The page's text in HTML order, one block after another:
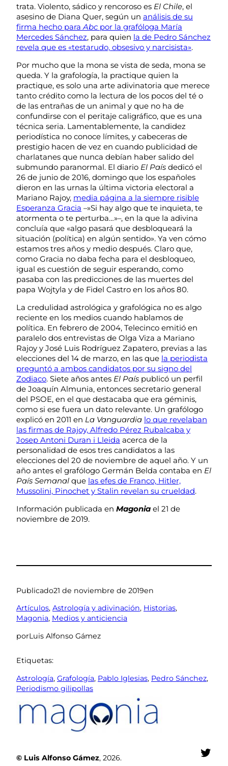
trata. Violento, sádico y rencoroso es El Chile, el
asesino de Diana Quer, según un análisis de su
firma hecho paraAbc por la grafóloga María
Mercedes Sánchez, para quien la de Pedro Sánchez
revela que es «testarudo, obsesivo y narcisista».
Por mucho que la mona se vista de seda, mona se
queda. Y la grafología, la practique quien la
practique, es solo una arte adivinatoria que merece
tanto crédito como la lectura de los pocos del té o
de las entrañas de un animal y que no ha de
confundirse con el peritaje caligráfico, que es una
técnica seria. Lamentablemente, la candidez
periodística no conoce límites, y cabeceras de
prestigio hacen de vez en cuando publicidad de
charlatanes que nunca debían haber salido del
submundo paranormal. El diario El País dedicó el
26 de junio de 2016, domingo que los españoles
dieron en las urnas la última victoria electoral a
Mariano Rajoy, media página a la siempre risible
Esperanza Gracia –»Si hay algo que te inquieta, te
atormenta o te perturba…»–, en la que la adivina
concluía que «algo pasará que desbloqueará la
situación (política) en algún sentido». Ya ven cómo
estamos tres años y medio después. Claro que,
como Gracia no daba fecha para el desbloqueo,
igual es cuestión de seguir esperando, como
pasaba con las predicciones de las muertes del
papa Wojtyla y de Fidel Castro en los años 80.
La credulidad astrológica y grafológica no es algo
reciente en los medios cuando hablamos de
política. En febrero de 2004, Telecinco emitió en
paralelo dos entrevistas de Olga Viza a Mariano
Rajoy y José Luis Rodríguez Zapatero, previas a las
elecciones del 14 de marzo, en las que la periodista
preguntó a ambos candidatos por su signo del
Zodiaco. Siete años antes El País publicó un perfil
de Joaquín Almunia, entonces secretario general
del PSOE, en el que destacaba que era géminis,
como si ese fuera un dato relevante. Un grafólogo
explicó en 2011 en La Vanguardia lo que revelaban
las firmas de Rajoy, Alfredo Pérez Rubalcaba y
Josep Antoni Duran i Lleida acerca de la
personalidad de esos tres candidatos a las
elecciones del 20 de noviembre de aquel año. Y un
año antes el grafólogo Germán Belda contaba en El
País Semanal que las efes de Franco, Hitler,
Mussolini, Pinochet y Stalin revelan su crueldad.
Información publicada en Magonia el 21 de
noviembre de 2019.
Publicado21 de noviembre de 2019en
Artículos, Astrología y adivinación, Historias
Magonia, Medios y anticiencia
porLuis Alfonso Gámez
Etiquetas:
Astrología, Grafología, Pablo Iglesias, Pedro Sánchez
Periodismo gilipollas
© Luis Alfonso Gámez, 2026.